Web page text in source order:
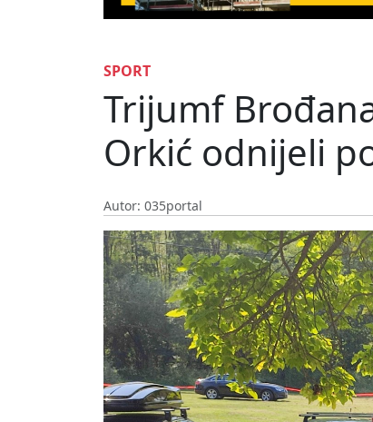
SPORT
Trijumf
Orkić odnijeli
Autor: 035portal